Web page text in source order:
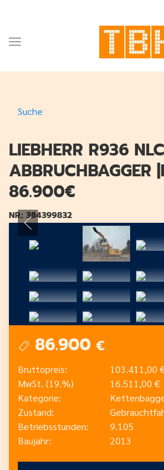
Suche
LIEBHERR R936 NLC
ABBRUCHBAGGER
86.900€
NR.: 384399832
86.900 €
Bruttopreis:
103.411,00
MwSt. (19.%)
16.511,00 €
Kategorie:
Zustand:
Betriebsstunden:
9.105
Baujahr:
2013